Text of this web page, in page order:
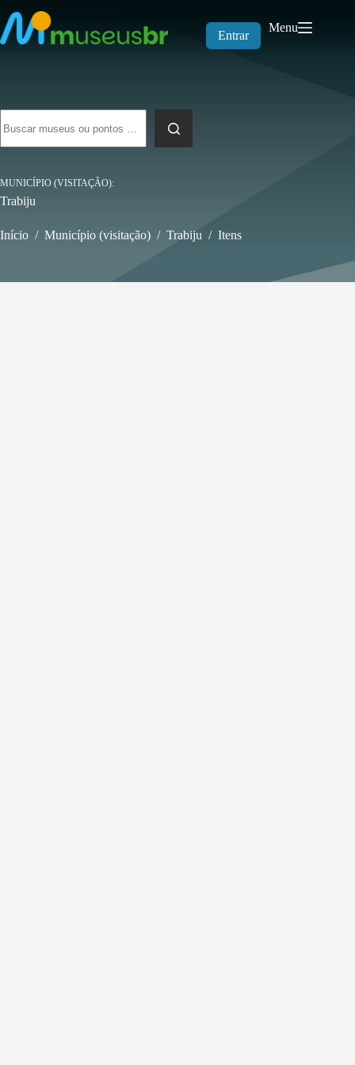
para
o
conteúdo
Entrar
Menu
resultados
MUNICÍPIO (VISITAÇÃO)
Trabiju
Início / Município (visitação) / Trabiju / Itens